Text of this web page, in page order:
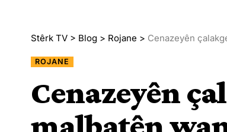
Stêrk TV > Blog > Rojane > Cenazeyên
ROJANE
Cenazeyên